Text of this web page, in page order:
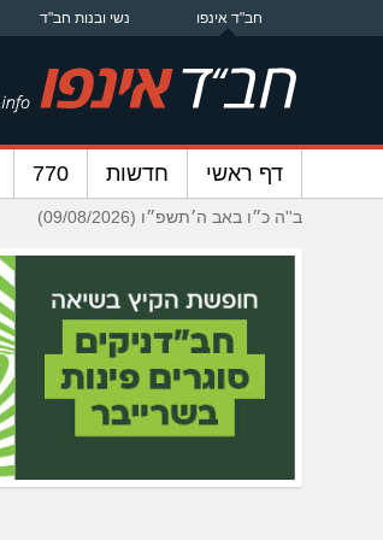
חב"ד אינפו נשי ובנות חב"ד
דף ראשי חדשות 770
ב''ה כ״ו באב ה׳תשפ״ו (09/08/2026)